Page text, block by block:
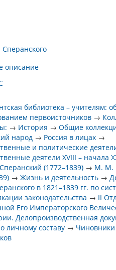
описание
библиотека – учителям:
первоисточников →
→ История →Общие
народ → Россия в лицах →
и политические
деятели XVIII – начала
(1772–1839) → М. М.
→Жизнь и деятельность →
в 1821–1839 гг. по
законодательства → II
Его Императорского
Делопроизводственная
личному составу → Чиновники